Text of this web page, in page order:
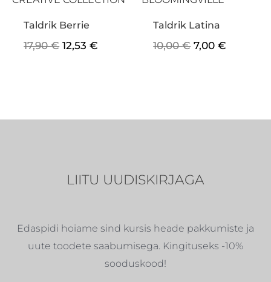
Taldrik Berrie
17,90€ 12,53€
Taldrik Latina
10,00€ 7,00€
LIITU UUDISKIRJAGA
Edaspidi hoiame sind kursis heade pakkumiste ja
uute toodete saabumisega. Kingituseks -10%
sooduskood!